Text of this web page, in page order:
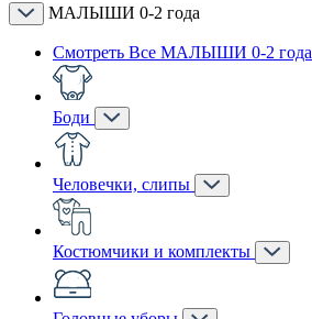
МАЛЫШИ 0-2 года
Смотреть Все МАЛЫШИ 0-2 года
Боди
Человечки, слипы
Костюмчики и комплекты